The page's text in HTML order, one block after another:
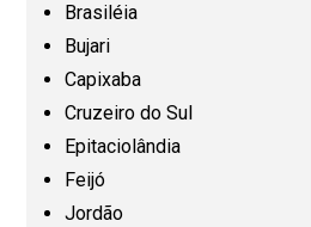
Brasiléia
Bujari
Capixaba
Cruzeiro do Sul
Epitaciolândia
Feijó
Jordão